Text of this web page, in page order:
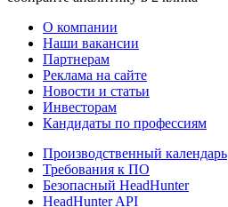
О компании
Наши вакансии
Партнерам
Реклама на сайте
Новости и статьи
Инвесторам
Кандидаты по профессиям
Производственный календарь
Требования к ПО
Безопасный HeadHunter
HeadHunter API